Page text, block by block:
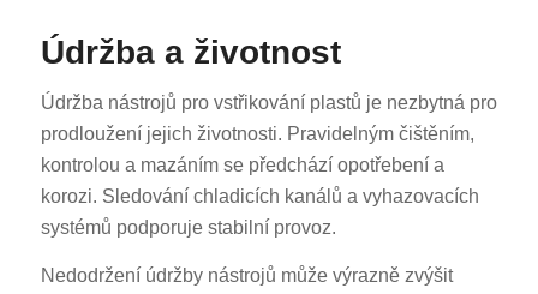
Údržba a životnost
Údržba nástrojů pro vstřikování plastů je nezbytná pro
prodloužení jejich životnosti. Pravidelným čištěním,
kontrolou a mazáním se předchází opotřebení a
korozi. Sledování chladicích kanálů a vyhazovacích
systémů podporuje stabilní provoz.
Nedodržení údržby nástrojů může výrazně zvýšit